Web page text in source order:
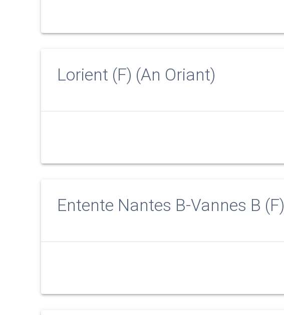
Lorient (F) (An Oriant)
Entente Nantes B-Vannes B (F)